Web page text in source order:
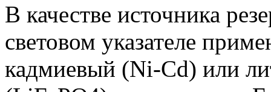
В качестве источника
световом указателе
кадмиевый (Ni-Cd) или